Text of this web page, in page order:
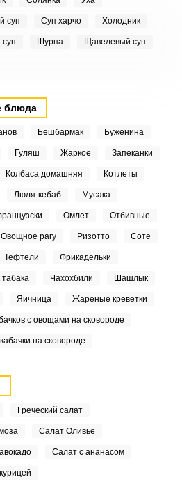
суп Суп харчо Холодник
Шурпа Щавелевый суп
блюда
Бешбармак Буженина
Гуляш Жаркое Запеканки
Колбаса домашняя Котлеты
Люля-кебаб Мусака
Омлет Отбивные
Овощное рагу Ризотто Соте
Тефтели Фрикадельки
Чахохбили Шашлык
Яичница Жареные креветки
с овощами на сковороде
на сковороде
Греческий салат
Салат Оливье
Салат с ананасом